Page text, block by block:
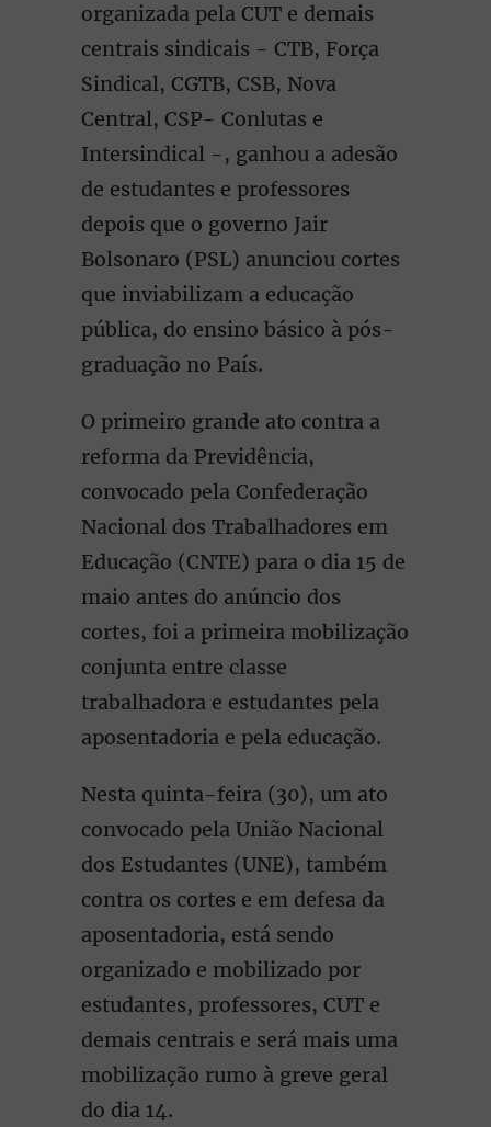
organizada pela CUT e demais
centrais sindicais - CTB, Força
Sindical, CGTB, CSB, Nova
Central, CSP- Conlutas e
Intersindical -, ganhou a adesão
de estudantes e professores
depois que o governo Jair
Bolsonaro (PSL) anunciou cortes
que inviabilizam a educação
pública, do ensino básico à pós-
graduação no País.
O primeiro grande ato contra a
reforma da Previdência,
convocado pela Confederação
Nacional dos Trabalhadores em
Educação (CNTE) para o dia 15 de
maio antes do anúncio dos
cortes, foi a primeira mobilização
conjunta entre classe
trabalhadora e estudantes pela
aposentadoria e pela educação.
Nesta quinta-feira (30), um ato
convocado pela União Nacional
dos Estudantes (UNE), também
contra os cortes e em defesa da
aposentadoria, está sendo
organizado e mobilizado por
estudantes, professores, CUT e
demais centrais e será mais uma
mobilização rumo à greve geral
do dia 14.